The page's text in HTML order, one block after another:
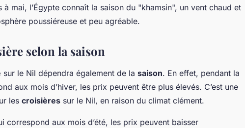
à mai, l’Égypte connaît la saison du "khamsin", un vent chaud et
poussiéreuse et peu agréable.
selon la saison
sur le Nil dépendra également de la saison. En effet, pendant la
aux mois d’hiver, les prix peuvent être plus élevés. C’est une
les croisières sur le Nil, en raison du climat clément.
correspond aux mois d’été, les prix peuvent baisser